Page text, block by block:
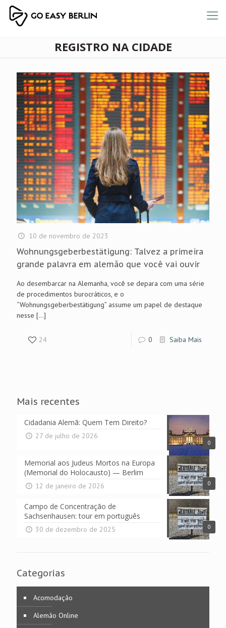
REGISTRO NA CIDADE
10 de novembro de 2023
Wohnungsgeberbestätigung: Talvez a primeira
grande palavra em alemão que você vai ouvir
Ao desembarcar na Alemanha, você se depara com uma série
de procedimentos burocráticos, e o
“Wohnungsgeberbestätigung” assume um papel de destaque
nesse […]
24 0 Saiba Mais
Mais recentes
0
Cidadania Alemã: Quem Tem Direito?
27 de julho de 2026
0
Memorial aos Judeus Mortos na Europa
(Memorial do Holocausto) — Berlim
12 de janeiro de 2026
0
Campo de Concentração de
Sachsenhausen: tour em português
30 de dezembro de 2025
Categorias
Acomodação
Alemão Online